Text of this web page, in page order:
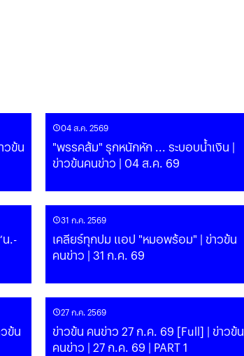
วข้น
04 ส.ค. 2569
"พรรคส้ม" รุกหนักหัก ... ระบอบน้ำเงิน |
ข่าวข้นคนข่าว | 04 ส.ค. 69
น.-
31 ก.ค. 2569
เคลียร์ทุกปม แอป "หมอพร้อม" | ข่าวข้น
คนข่าว | 31 ก.ค. 69
ข้น
27 ก.ค. 2569
ข่าวข้น คนข่าว 27 ก.ค. 69 [Full] | ข่าวข้น
คนข่าว | 27 ก.ค. 69 | PART 1